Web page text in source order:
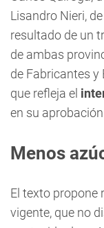
Lisandro Nieri,
resultado de un
de ambas
de Fabricantes y
que refleja el
en su
Menos
El texto propone
vigente, que no